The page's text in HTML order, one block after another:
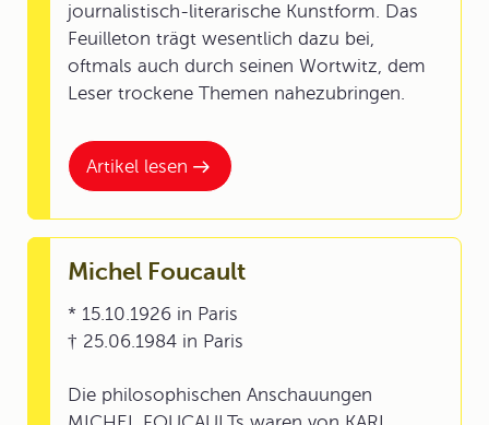
Artikel lesen
journalistisch-literarische Kunstform. Das
Feuilleton trägt wesentlich dazu bei,
oftmals auch durch seinen Wortwitz, dem
Leser trockene Themen nahezubringen.
Michel Foucault
* 15.10.1926 in Paris
† 25.06.1984 in Paris
Die philosophischen Anschauungen